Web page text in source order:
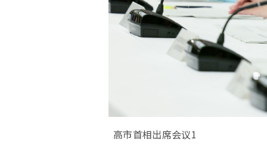
高市首相出席会议1